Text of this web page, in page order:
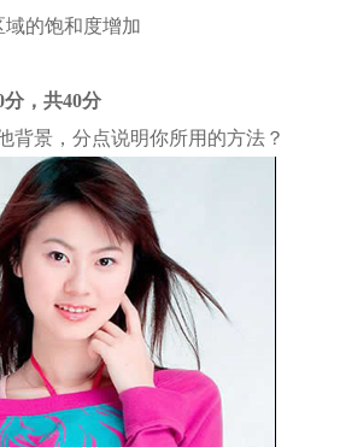
的饱和度增加
，共40分
背景，分点说明你所用的方法？